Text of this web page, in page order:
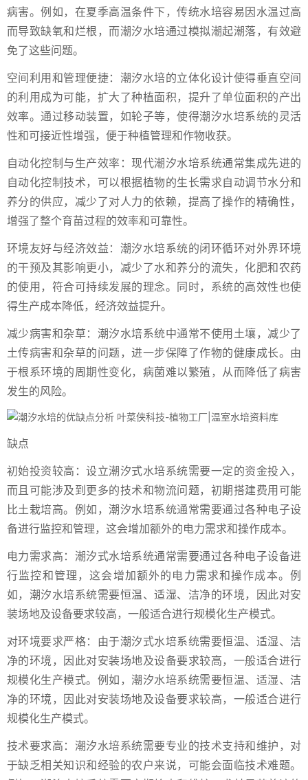
病害。例如，在夏季高温条件下，传统水培容易因水温过高
而导致缺氧和烂根，而潮汐水培通过模拟潮起潮落，有效避
免了这些问题。
空间利用和管理便捷：潮汐水培的立体化设计使得垂直空间
的利用成为可能，扩大了种植面积，提升了单位面积的产出
效率。通过移动装置，如轮子等，使得潮汐水培系统的灵活
性和可接近性增强，便于种植管理和作物收获。
自动化控制与生产效率：现代潮汐水培系统通常集成先进的
自动化控制技术，可以根据植物的生长需求自动调节水分和
养分的供应，减少了对人力的依赖，提高了操作的精确性，
增强了整个育苗过程的效率和可靠性。
环境友好与经济效益：潮汐水培系统的闭环循环对外界环境
的干预及其影响更小，减少了水和养分的流失，化肥和农药
的使用，符合可持续发展的理念。同时，系统的高效性也使
得生产成本降低，经济效益提升。
减少病害和杂草：潮汐水培系统中通常不使用土壤，减少了
土传病害和杂草的问题，进一步保障了作物的健康成长。由
于根系环境的周期性变化，病菌难以繁殖，从而降低了病害
发生的风险。
缺点
初始投资较高：设立潮汐式水培系统需要一定的资金投入，
而且可能涉及到更多的技术和物流问题，初期搭建费用可能
比土栽培高。例如，潮汐水培系统通常需要通过各种电子设
备进行监控和管理，这会增加额外的电力需求和操作成本。
电力需求高：潮汐式水培系统通常需要通过各种电子设备进
行监控和管理，这会增加额外的电力需求和操作成本。例
如，潮汐水培系统需要恒温、适湿、洁净的环境，因此对安
装场地及设备要求较高，一般适合进行规模化生产模式。
对环境要求严格：由于潮汐式水培系统需要恒温、适湿、洁
净的环境，因此对安装场地及设备要求较高，一般适合进行
规模化生产模式。例如，潮汐水培系统需要恒温、适湿、洁
净的环境，因此对安装场地及设备要求较高，一般适合进行
规模化生产模式。
技术要求高：潮汐水培系统需要专业的技术支持和维护，对
于缺乏相关知识和经验的农户来说，可能会面临技术难题。